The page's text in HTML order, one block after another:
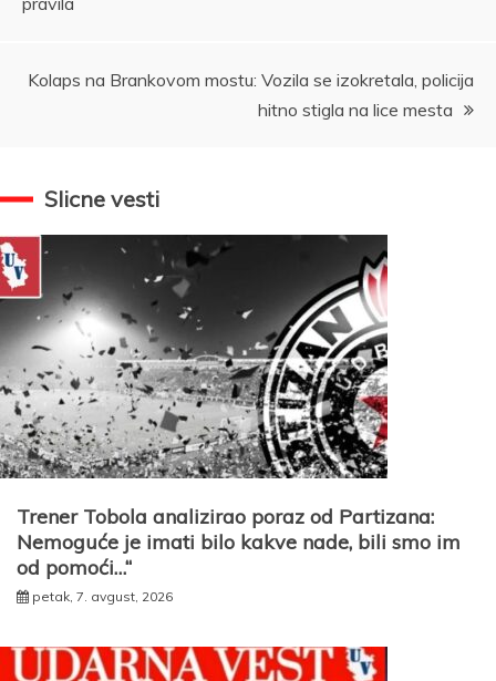
Kolaps na Brankovom mostu: Vozila se izokretala, policija
hitno stigla na lice mesta
Slicne vesti
Trener Tobola analizirao poraz od Partizana:
Nemoguće je imati bilo kakve nade, bili smo im
od pomoći…“
petak, 7. avgust, 2026